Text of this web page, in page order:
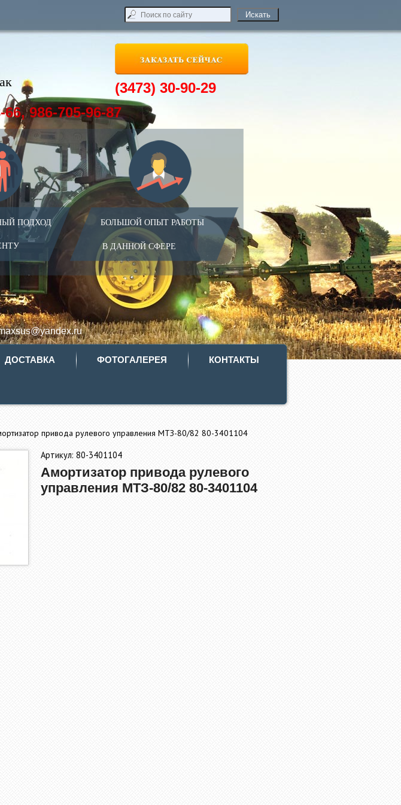
ПОДХОД БОЛЬШОЙ ОПЫТ РАБОТЫ
В ДАННОЙ СФЕРЕ
986-705-96-87
(3473) 30-90-29
ДОСТАВКА ФОТОГАЛЕРЕЯ КОНТАКТЫ
привода рулевого управления МТЗ-80/82 80-3401104
Артикул: 80-3401104
Амортизатор привода рулевого
управления МТЗ-80/82 80-3401104